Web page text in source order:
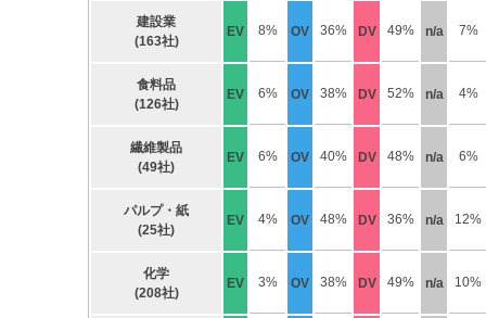
建設業
(163社)
EV 8% OV 36% DV 49% n/a 7%
食料品
(126社)
EV 6% OV 38% DV 52% n/a 4%
繊維製品
(49社)
EV 6% OV 40% DV 48% n/a 6%
パルプ・紙
(25社)
EV 4% OV 48% DV 36% n/a 12%
化学
(208社)
EV 3% OV 38% DV 49% n/a 10%